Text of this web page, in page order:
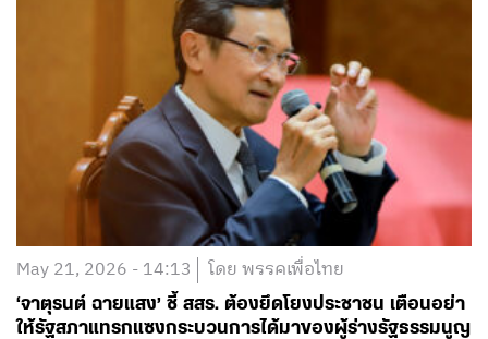
May 21, 2026 - 14:13 โดย พรรคเพื่อไทย
‘จาตุรนต์ ฉายแสง’ ชี้ สสร. ต้องยึดโยงประชาชน เตือนอย่า
ให้รัฐสภาแทรกแซงกระบวนการได้มาของผู้ร่างรัฐธรรมนูญ